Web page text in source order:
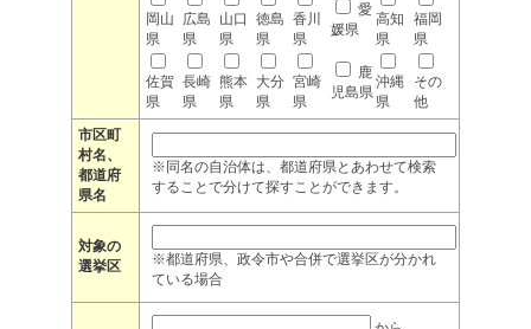
岡山
県
広島
県
山口
県
徳島
県
香川
県
愛
媛県
高知
県
福岡
県
佐賀
県
長崎
県
熊本
県
大分
県
宮崎
県
鹿
児島県
沖縄
県
その
他
市区町
村名、
都道府
県名
※同名の自治体は、都道府県とあわせて検索
することで分けて探すことができます。
対象の
選挙区
※都道府県、政令市や合併で選挙区が分かれ
ている場合